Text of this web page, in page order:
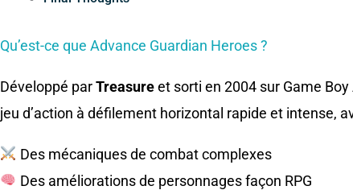
Qu’est-ce que Advance Guardian Heroes ?
Développé parTreasureet sorti en 2004 sur Game
jeu d’action à défilement horizontal rapide et intense,
Des mécaniques de combat complexes
Des améliorations de personnages façon RPG